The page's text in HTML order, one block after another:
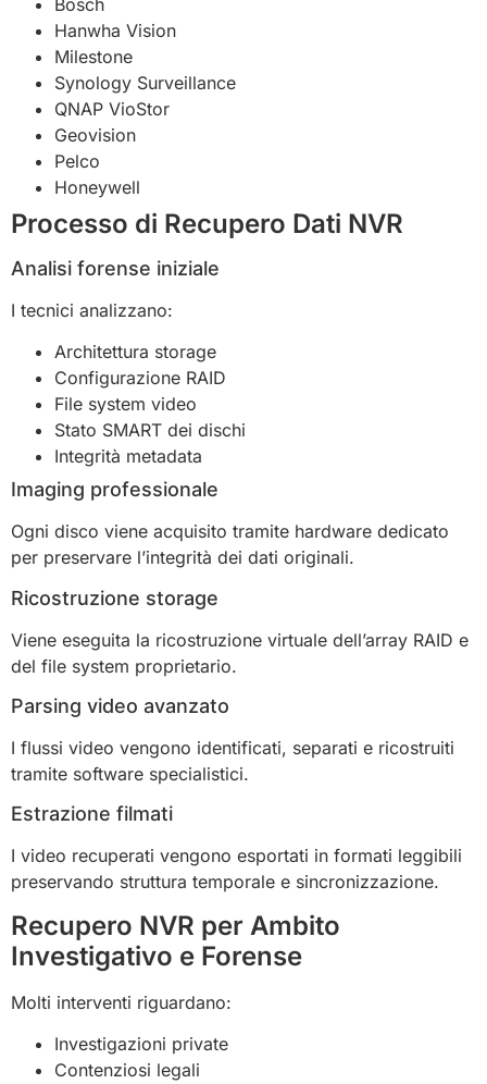
Hanwha Vision
Milestone
Synology Surveillance
QNAP VioStor
Geovision
Pelco
Honeywell
Processo di Recupero Dati NVR
Analisi forense iniziale
I tecnici analizzano:
Architettura storage
Configurazione RAID
File system video
Stato SMART dei dischi
Integrità metadata
Imaging professionale
Ogni disco viene acquisito tramite hardware dedicato
per preservare l’integrità dei dati originali.
Ricostruzione storage
Viene eseguita la ricostruzione virtuale dell’array RAID e
del file system proprietario.
Parsing video avanzato
I flussi video vengono identificati, separati e ricostruiti
tramite software specialistici.
Estrazione filmati
I video recuperati vengono esportati in formati leggibili
preservando struttura temporale e sincronizzazione.
Recupero NVR per Ambito
Investigativo e Forense
Molti interventi riguardano:
Investigazioni private
Contenziosi legali